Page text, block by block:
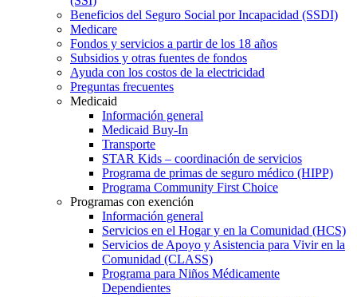
Beneficios del Seguro Social por Incapacidad (SSDI)
Medicare
Fondos y servicios a partir de los 18 años
Subsidios y otras fuentes de fondos
Ayuda con los costos de la electricidad
Preguntas frecuentes
Medicaid
Información general
Medicaid Buy-In
Transporte
STAR Kids – coordinación de servicios
Programa de primas de seguro médico (HIPP)
Programa Community First Choice
Programas con exención
Información general
Servicios en el Hogar y en la Comunidad (HCS)
Servicios de Apoyo y Asistencia para Vivir en la
Comunidad (CLASS)
Programa para Niños Médicamente
Dependientes